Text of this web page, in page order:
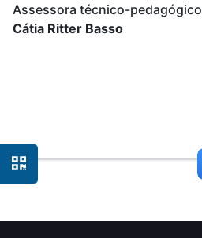
Assessora técnico-pedagógico
Cátia Ritter Basso